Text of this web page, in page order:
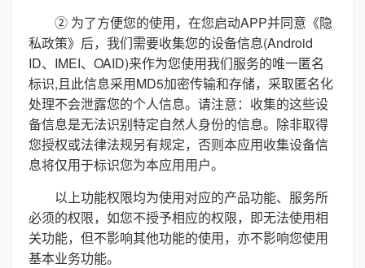
② 为了方便您的使用，在您启动APP并同意《隐
私政策》后，我们需要收集您的设备信息(Android
ID、IMEI、OAID)来作为您使用我们服务的唯一匿名
标识,且此信息采用MD5加密传输和存储，采取匿名化
处理不会泄露您的个人信息。请注意：收集的这些设
备信息是无法识别特定自然人身份的信息。除非取得
您授权或法律法规另有规定，否则本应用收集设备信
息将仅用于标识您为本应用用户。
以上功能权限均为使用对应的产品功能、服务所
必须的权限，如您不授予相应的权限，即无法使用相
关功能，但不影响其他功能的使用，亦不影响您使用
基本业务功能。